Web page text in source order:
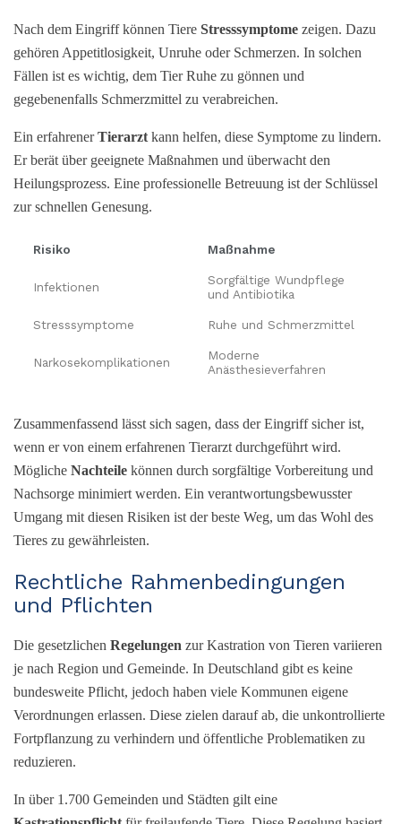
Nach dem Eingriff können Tiere Stresssymptome zeigen. Dazu
gehören Appetitlosigkeit, Unruhe oder Schmerzen. In solchen
Fällen ist es wichtig, dem Tier Ruhe zu gönnen und
gegebenenfalls Schmerzmittel zu verabreichen.
Ein erfahrenerTierarzt kann helfen, diese Symptome zu lindern.
Er berät über geeignete Maßnahmen und überwacht den
Heilungsprozess. Eine professionelle Betreuung ist der Schlüssel
zur schnellen Genesung.
Risiko Maßnahme
Infektionen
Sorgfältige Wundpflege
und Antibiotika
Stresssymptome Ruhe und Schmerzmittel
Narkosekomplikationen
Moderne
Anästhesieverfahren
Zusammenfassend lässt sich sagen, dass der Eingriff sicher ist,
wenn er von einem erfahrenen Tierarzt durchgeführt wird.
Mögliche Nachteile können durch sorgfältige Vorbereitung und
Nachsorge minimiert werden. Ein verantwortungsbewusster
Umgang mit diesen Risiken ist der beste Weg, um das Wohl des
Tieres zu gewährleisten.
Rechtliche Rahmenbedingungen
und Pflichten
Die gesetzlichen Regelungen zur Kastration von Tieren variieren
je nach Region und Gemeinde. In Deutschland gibt es keine
bundesweite Pflicht, jedoch haben viele Kommunen eigene
Verordnungen erlassen. Diese zielen darauf ab, die unkontrollierte
Fortpflanzung zu verhindern und öffentliche Problematiken zu
reduzieren.
In über 1.700 Gemeinden und Städten gilt eine